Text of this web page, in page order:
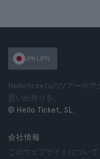
JPN (JPY)
Helloticketsのツアーやア
思い出作りを。
© Hello Ticket, SL.
会社情報
このウェブサイトについて